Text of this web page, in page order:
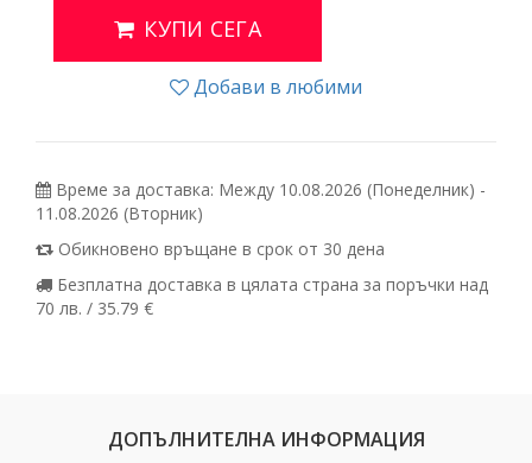
КУПИ СЕГА
Добави в любими
Време за доставка: Между 10.08.2026 (Понеделник) -
11.08.2026 (Вторник)
Обикновено връщане в срок от 30 дена
Безплатна доставка в цялата страна за поръчки над
70 лв. / 35.79 €
ДОПЪЛНИТЕЛНА ИНФОРМАЦИЯ